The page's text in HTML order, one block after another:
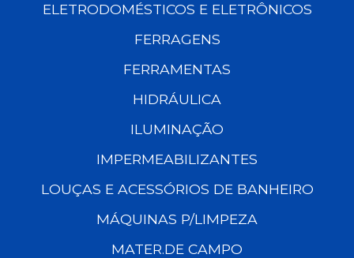
ELETRODOMÉSTICOS E ELETRÔNICOS
FERRAGENS
FERRAMENTAS
HIDRÁULICA
ILUMINAÇÃO
IMPERMEABILIZANTES
LOUÇAS E ACESSÓRIOS DE BANHEIRO
MÁQUINAS P/LIMPEZA
MATER.DE CAMPO